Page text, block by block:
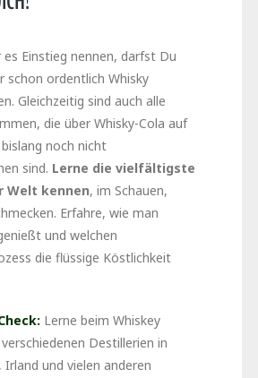
es Einstieg nennen, darfst Du
schon ordentlich Whisky
Gleichzeitig sind auch alle
die über Whisky-Cola auf
noch nicht
sind. Lerne die vielfältigste
Welt kennen, im Schauen,
Erfahre, wie man
und welchen
die flüssige Köstlichkeit
Lerne beim Whiskey
Destillerien in
und vielen anderen